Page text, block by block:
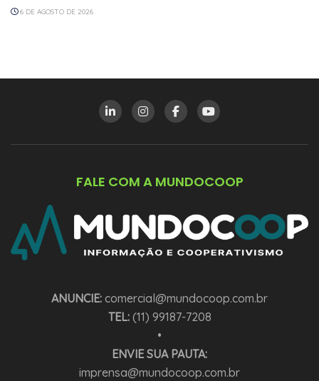
6 DE AGOSTO DE 2026
FALE COM A MUNDOCOOP
ANUNCIE: comercial@mundocoop.com.br
TEL:(11) 99187-7208
•
ENVIE SUA PAUTA:
imprensa@mundocoop.com.br